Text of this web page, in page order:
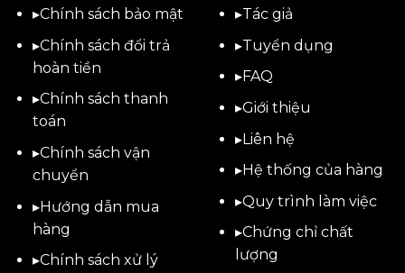
▸Chính sách bảo mật
▸Chính sách đổi trả
hoàn tiền
▸Chính sách thanh
toán
▸Chính sách vận
chuyển
▸Hướng dẫn mua
hàng
▸Chính sách xử lý
▸Tác giả
▸Tuyển dụng
▸FAQ
▸Giới thiệu
▸Liên hệ
▸Hệ thống của hàng
▸Quy trình làm việc
▸Chứng chỉ chất
lượng